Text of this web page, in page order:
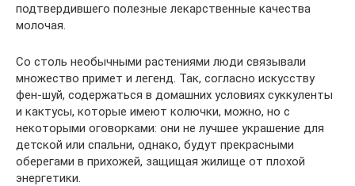
подтвердившего полезные лекарственные качества
молочая.
Со столь необычными растениями люди связывали
множество примет и легенд. Так, согласно искусству
фен-шуй, содержаться в домашних условиях суккуленты
и кактусы, которые имеют колючки, можно, но с
некоторыми оговорками: они не лучшее украшение для
детской или спальни, однако, будут прекрасными
оберегами в прихожей, защищая жилище от плохой
энергетики.